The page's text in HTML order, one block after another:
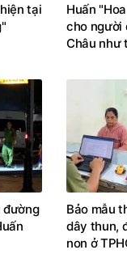
tại
Huấn
cho người
Châu như
đường
Bảo mẫu
dây thun,
non ở